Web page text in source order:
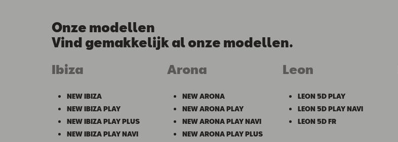
Onze modellen
Vind gemakkelijk al onze modellen.
Ibiza
NEW IBIZA
NEW IBIZA PLAY
NEW IBIZA PLAY PLUS
NEW IBIZA PLAY NAVI
Arona
NEW ARONA
NEW ARONA PLAY
NEW ARONA PLAY NAVI
NEW ARONA PLAY PLUS
Leon
LEON 5D PLAY
LEON 5D PLAY NAVI
LEON 5D FR